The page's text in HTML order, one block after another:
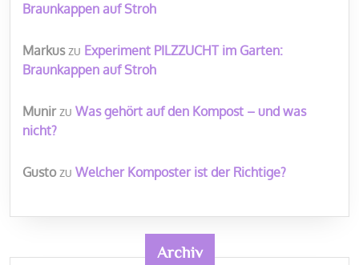
Braunkappen auf Stroh
Markuszu Experiment PILZZUCHT im Garten:
Braunkappen auf Stroh
Munirzu Was gehört auf den Kompost – und was
nicht?
Gustozu Welcher Komposter ist der Richtige?
Archiv